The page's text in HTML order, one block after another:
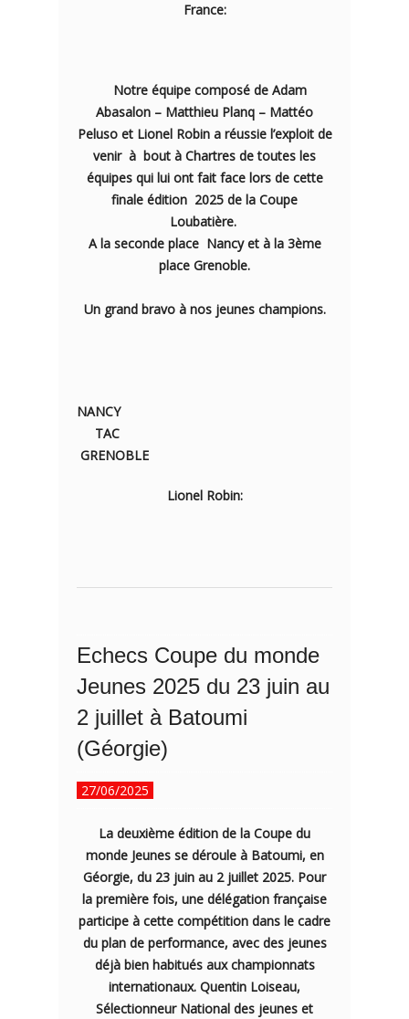
France:
Notre équipe composé de Adam
Abasalon – Matthieu Planq – Mattéo
Peluso et Lionel Robin a réussie l’exploit de
venir à bout à Chartres de toutes les
équipes qui lui ont fait face lors de cette
finale édition 2025 de la Coupe
Loubatière.
A la seconde place Nancy et à la 3ème
place Grenoble.
Un grand bravo à nos jeunes champions.
NANCY
TAC
GRENOBLE
Lionel Robin:
Echecs Coupe du monde
Jeunes 2025 du 23 juin au
2 juillet à Batoumi
(Géorgie)
27/06/2025
La deuxième édition de la Coupe du
monde Jeunes se déroule à Batoumi, en
Géorgie, du 23 juin au 2 juillet 2025. Pour
la première fois, une délégation française
participe à cette compétition dans le cadre
du plan de performance, avec des jeunes
déjà bien habitués aux championnats
internationaux. Quentin Loiseau,
Sélectionneur National des jeunes et